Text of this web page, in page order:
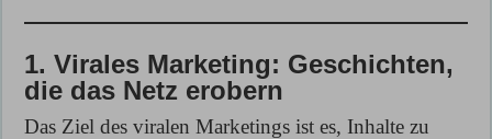
1. Virales Marketing: Geschichten,
die das Netz erobern
Das Ziel des viralen Marketings ist es, Inhalte zu